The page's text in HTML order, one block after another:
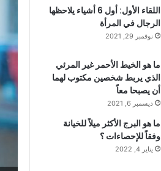
اللقاء الأول: أول 6 أشياء يلاحظها
الرجال في المرأة
نوفمبر 29, 2021
ما هو الخيط الأحمر غير المرئي
الذي يربط شخصين مكتوب لهما
أن يصبحا معاً
ديسمبر 6, 2021
ما هو البرج الأكثر ميلاً للخيانة
وفقاً للإحصاءات ؟
يناير 4, 2022